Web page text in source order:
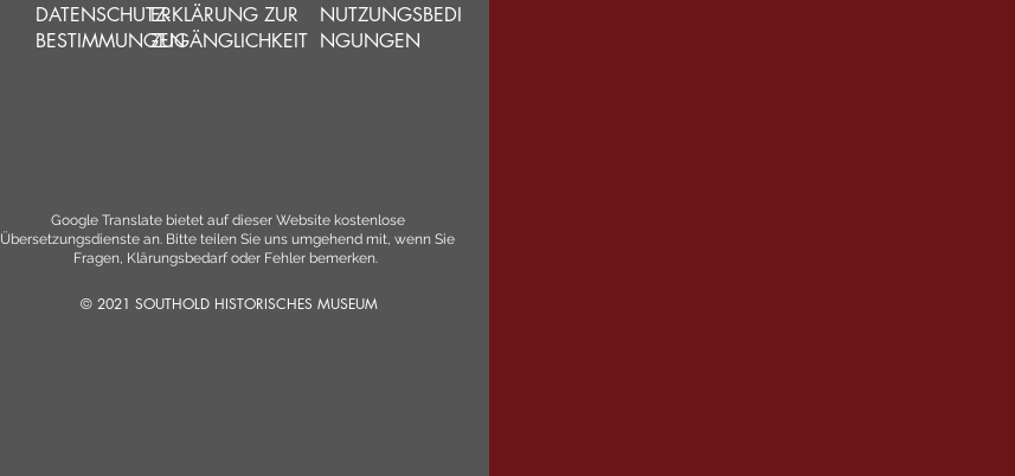
DATENSCHUTZ-
BESTIMMUNGEN
ERKLÄRUNG ZUR
ZUGÄNGLICHKEIT
NUTZUNGSBEDI
NGUNGEN
Google Translate bietet auf dieser Website kostenlose
Übersetzungsdienste an. Bitte teilen Sie uns umgehend mit, wenn Sie
Fragen, Klärungsbedarf oder Fehler bemerken.
© 2021 SOUTHOLD HISTORISCHES MUSEUM